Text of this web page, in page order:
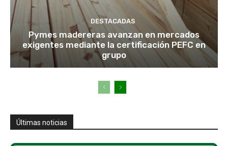
DESTACADAS
Pymes madereras avanzan en mercados
exigentes mediante la certificación PEFC en
grupo
Últimas noticias